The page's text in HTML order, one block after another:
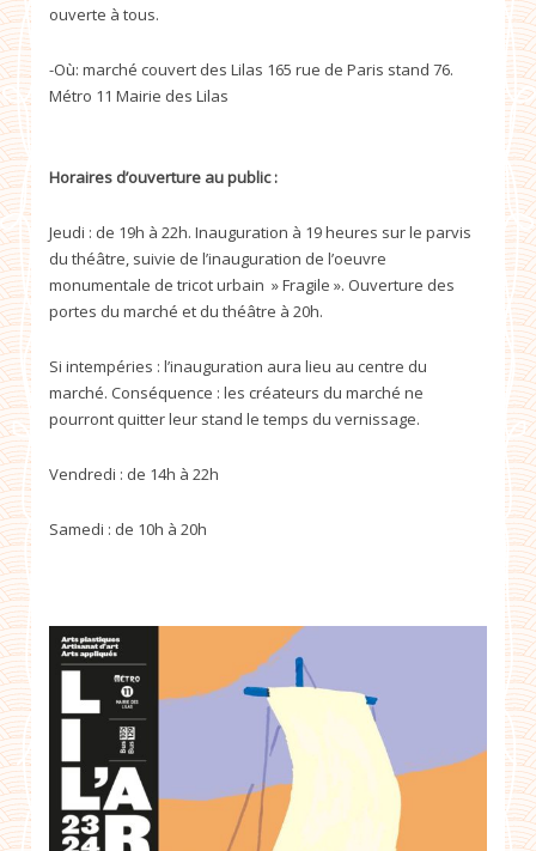
ouverte à tous.
-Où: marché couvert des Lilas 165 rue de Paris stand 76.
Métro 11 Mairie des Lilas
Horaires d’ouverture au public :
Jeudi : de 19h à 22h. Inauguration à 19 heures sur le parvis
du théâtre, suivie de l’inauguration de l’oeuvre
monumentale de tricot urbain » Fragile ». Ouverture des
portes du marché et du théâtre à 20h.
Si intempéries : l’inauguration aura lieu au centre du
marché. Conséquence : les créateurs du marché ne
pourront quitter leur stand le temps du vernissage.
Vendredi : de 14h à 22h
Samedi : de 10h à 20h